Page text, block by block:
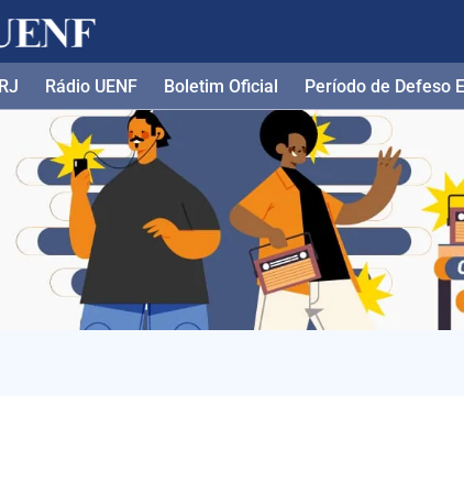
Rádio UENF Boletim Oficial Período de Defeso